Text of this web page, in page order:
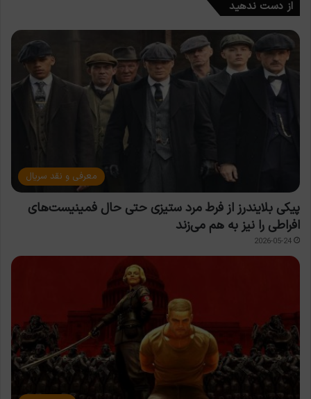
از دست ندهید
معرفی و نقد سریال
پیکی بلایندرز از فرط مرد ستیزی حتی حال فمینیست‌های
افراطی را نیز به هم می‌زند
2026-05-24